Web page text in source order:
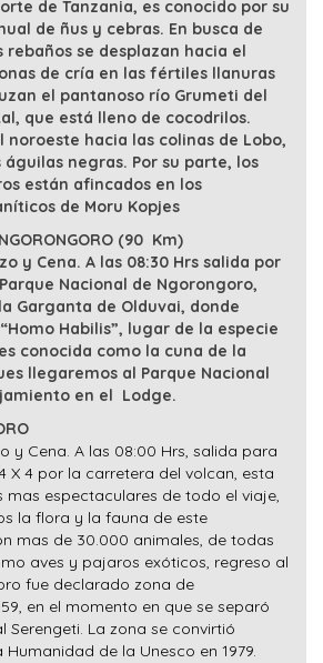
de Tanzania, es conocido por su
de ñus y cebras. En busca de
rebaños se desplazan hacia el
de cría en las fértiles llanuras
el pantanoso río Grumeti del
que está lleno de cocodrilos.
noroeste hacia las colinas de Lobo,
negras. Por su parte, los
están afincados en los
de Moru Kopjes
(90 Km)
y Cena. A las 08:30 Hrs salida por
Nacional de Ngorongoro,
Garganta de Olduvai, donde
Habilis”, lugar de la especie
conocida como la cuna de la
llegaremos al Parque Nacional
en el Lodge.
y Cena. A las 08:00 Hrs, salida para
X 4 por la carretera del volcan, esta
mas espectaculares de todo el viaje,
la flora y la fauna de este
mas de 30.000 animales, de todas
aves y pajaros exóticos, regreso al
fue declarado zona de
, en el momento en que se separó
Serengeti. La zona se convirtió
Humanidad de la Unesco en 1979.